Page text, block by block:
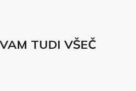
TUDI VŠEČ